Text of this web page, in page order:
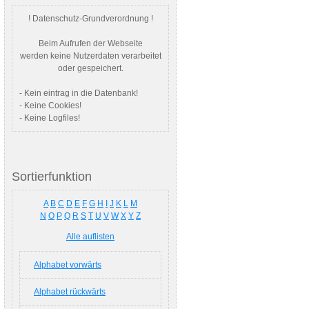
! Datenschutz-Grundverordnung !
Beim Aufrufen der Webseite
werden keine Nutzerdaten verarbeitet
oder gespeichert.
- Kein eintrag in die Datenbank!
- Keine Cookies!
- Keine Logfiles!
Sortierfunktion
A B C D E F G H J K L M
N O P Q R S T U V W X Y Z
Alle auflisten
Alphabet vorwärts
Alphabet rückwärts